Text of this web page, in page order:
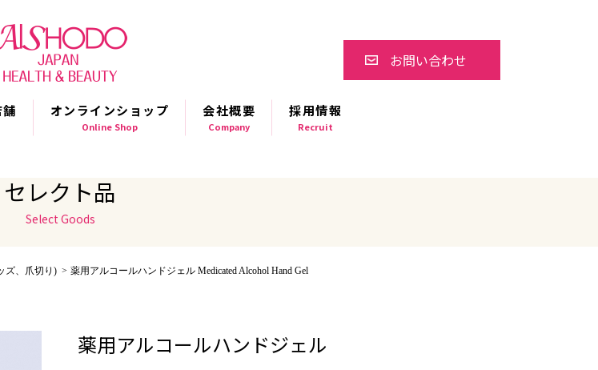
お問い合わせ
オンラインショップ
Online Shop
会社概要
Company
採用情報
Recruit
セレクト品
Select Goods
ズ、爪切り) 薬用アルコールハンドジェル Medicated Alcohol Hand Gel
薬用アルコールハンドジェル